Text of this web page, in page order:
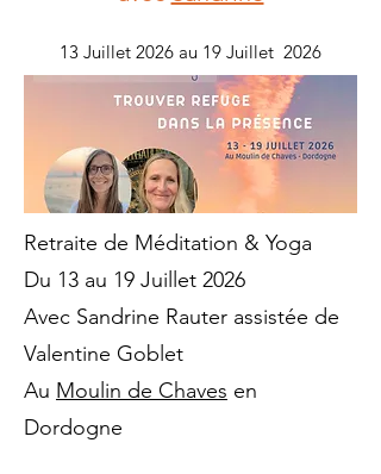
13 Juillet 2026 au 19 Juillet 2026
Retraite de Méditation & Yoga
Du 13 au 19 Juillet 2026
Avec Sandrine Rauter assistée de
Valentine Goblet
Au Moulin de Chaves en
Dordogne